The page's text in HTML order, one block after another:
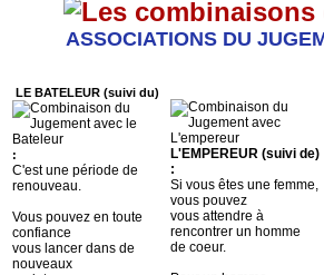
ASSOCIATIONS DU
LE BATELEUR (suivi du)
:
C'est une période de
renouveau.
Vous pouvez en toute
confiance
vous lancer dans de
nouveaux
L'EMPEREUR (suivi de)
:
Si vous êtes une femme,
vous pouvez
vous attendre à
rencontrer un homme
de coeur.